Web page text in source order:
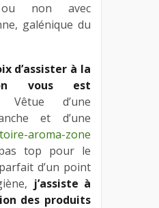
ou non avec
galénique du
d’assister à la
vous est
Vêtue d’une
et d’une
top pour le
d’un point
j’assiste à
des produits